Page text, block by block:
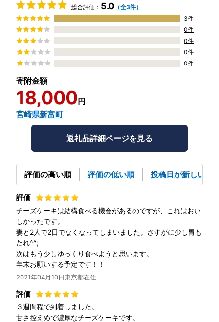
総合評価： 5.0 （全3件）
3件
0件
0件
0件
0件
寄附金額
18,000円
宮崎県新富町
返礼品詳細ページを見る
評価の高い順 評価の低い順 投稿日が新しい順
チーズケーキは結構食べる機会があるのですが、これはおい
しかったです。
妻と2人で2日でなくなってしまいました。さすがに少し胃も
たれ^^;
次はもう少しゆっくり食べようと思います。
年末お願いする予定です！！
2021年04月10日東京都在住
３週間程で到着しました。
甘さ控えめで濃厚なチーズケーキです。